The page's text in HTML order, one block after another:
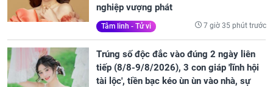
nghiệp vượng phát
Tâm linh - Tử vi 7 giờ 35 phút trước
Trúng số độc đắc vào đúng 2 ngày liên
tiếp (8/8-9/8/2026), 3 con giáp 'lĩnh hội
tài lộc', tiền bạc kéo ùn ùn vào nhà, sự